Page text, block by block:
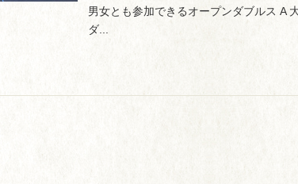
男女とも参加できるオープンダブルス A
ダ...